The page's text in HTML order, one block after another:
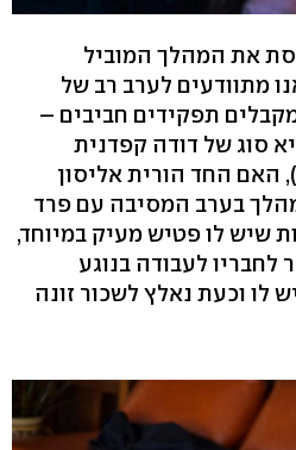
את המהלך המוביל
מתוודעים לערב רב של
תפקידים חביבים –
סוג של דודה קפדנית
האם החד הורית אליסון
בערב המסיבה עם פרד
שיש לו פטיש מעיק במיוחד,
לחבריו לעבודה בנוגע
לו וכעת נאלץ לשכור זונה